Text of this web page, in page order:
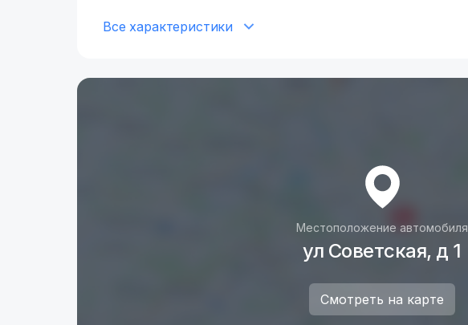
Все характеристики
Местоположение автомобиля
ул Советская, д 1
Смотреть на карте